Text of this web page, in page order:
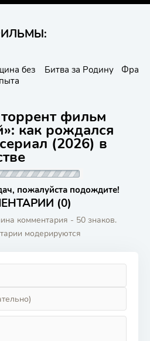
без
Битва за Родину
фильм
как рождался
(2026) в
пожалуйста подождите!
(0)
комментария - 50 знаков.
модерируются